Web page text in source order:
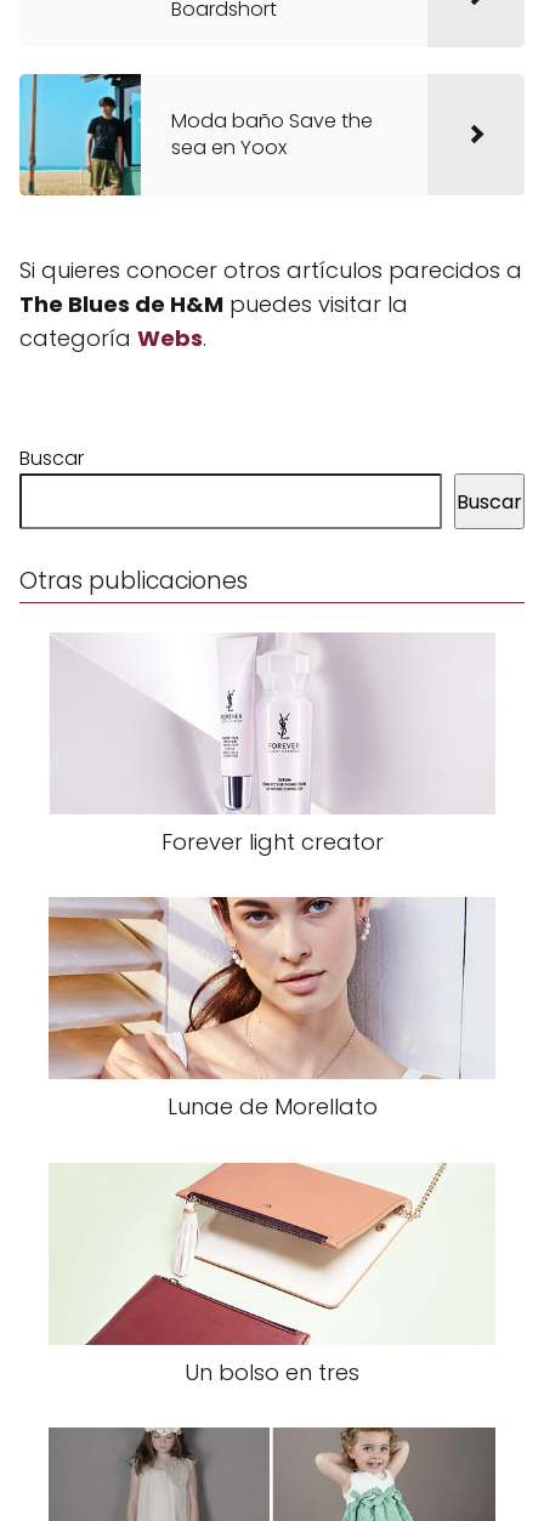
Boardshort
Moda baño Save the
sea en Yoox
Si quieres conocer otros artículos parecidos a
The Blues de H&M puedes visitar la
categoría Webs.
Buscar
Buscar
Otras publicaciones
Forever light creator
Lunae de Morellato
Un bolso en tres